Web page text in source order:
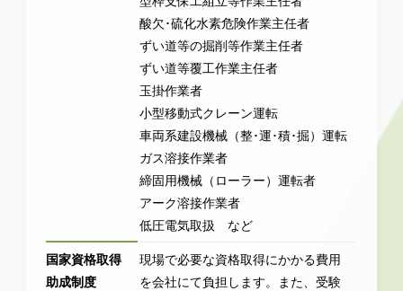
酸欠･硫化水素危険作業主任者
ずい道等の掘削等作業主任者
ずい道等覆工作業主任者
玉掛作業者
小型移動式クレーン運転
車両系建設機械（整･運･積･掘）運転
ガス溶接作業者
締固用機械（ローラー）運転者
アーク溶接作業者
低圧電気取扱 など
国家資格取得
助成制度
現場で必要な資格取得にかかる費用
を会社にて負担します。また、受験